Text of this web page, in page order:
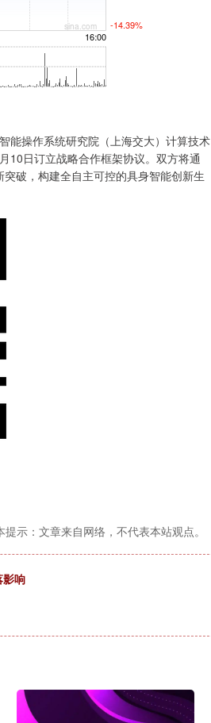
操作系统研究院（上海交大）计算技术
10日订立战略合作框架协议。双方将通
破，构建全自主可控的具身智能创新生
提示：文章来自网络，不代表本站观点。
影响